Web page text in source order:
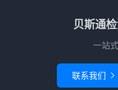
贝斯通
一站
联系我们 